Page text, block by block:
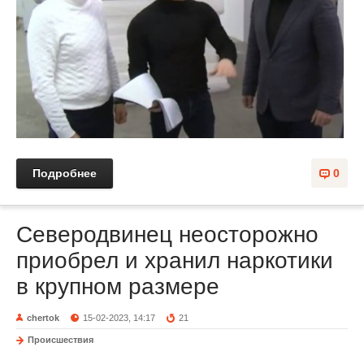
0
Подробнее
Северодвинец неосторожно
приобрел и хранил наркотики
в крупном размере
chertok 15-02-2023, 14:17 21
Происшествия